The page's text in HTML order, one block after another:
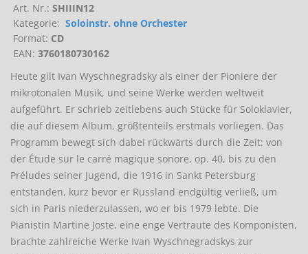
Art. Nr.: SHIIIN12
Kategorie: Soloinstr. ohne Orchester
Format: CD
EAN: 3760180730162
Heute gilt Ivan Wyschnegradsky als einer der Pioniere der
mikrotonalen Musik, und seine Werke werden weltweit
aufgeführt. Er schrieb zeitlebens auch Stücke für Soloklavier,
die auf diesem Album, größtenteils erstmals vorliegen. Das
Programm bewegt sich dabei rückwärts durch die Zeit: von
der Étude sur le carré magique sonore, op. 40, bis zu den
Préludes seiner Jugend, die 1916 in Sankt Petersburg
entstanden, kurz bevor er Russland endgültig verließ, um
sich in Paris niederzulassen, wo er bis 1979 lebte. Die
Pianistin Martine Joste, eine enge Vertraute des Komponisten,
brachte zahlreiche Werke Ivan Wyschnegradskys zur